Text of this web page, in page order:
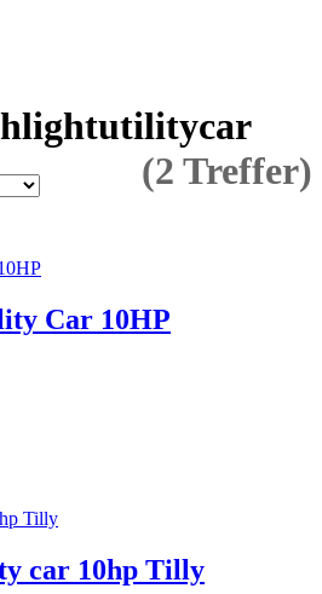
(2 Treffer)
Car 10HP
car 10hp Tilly